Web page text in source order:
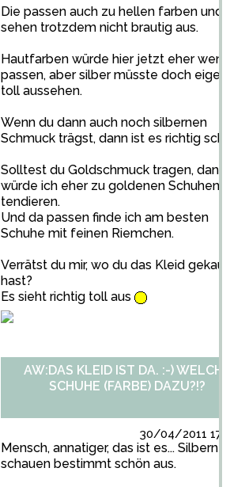
Die passen auch zu hellen farben und
sehen trotzdem nicht brautig aus.
Hautfarben würde hier jetzt eher
passen, aber silber müsste doch
toll aussehen.
Wenn du dann auch noch silbernen
Schmuck trägst, dann ist es richtig
Solltest du Goldschmuck tragen, dann
würde ich eher zu goldenen Schuhen
tendieren.
Und da passen finde ich am besten
Schuhe mit feinen Riemchen.
Verrätst du mir, wo du das Kleid
hast?
Es sieht richtig toll aus
AW:DAS KLEID IST DA. :-) WELCHE
SCHUHE (FARBE) DAZU?!?
30/04/2011
Mensch, annatiger, das ist es... Silberne
schauen bestimmt schön aus.